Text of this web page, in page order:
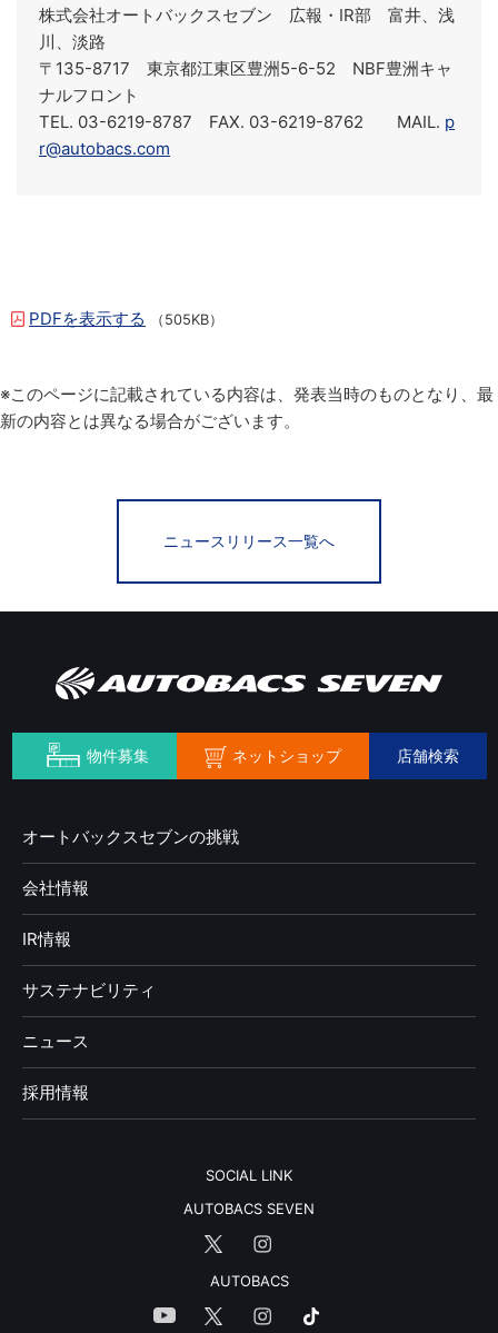
株式会社オートバックスセブン 広報・IR部 富井、浅
川、淡路
〒135-8717 東京都江東区豊洲5-6-52 NBF豊洲キャ
ナルフロント
TEL. 03-6219-8787 FAX. 03-6219-8762 MAIL. p
r@autobacs.com
PDFを表示する （505KB）
※このページに記載されている内容は、発表当時のものとなり、最
新の内容とは異なる場合がございます。
ニュースリリース一覧へ
物件募集 ネットショップ 店舗検索
オートバックスセブンの挑戦
会社情報
IR情報
サステナビリティ
ニュース
採用情報
SOCIAL LINK
AUTOBACS SEVEN
AUTOBACS